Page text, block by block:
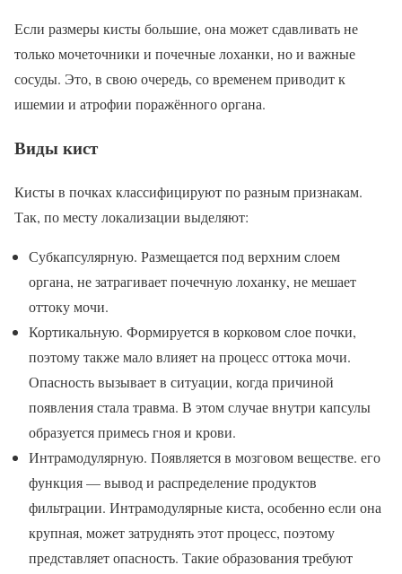
Если размеры кисты большие, она может сдавливать не
только мочеточники и почечные лоханки, но и важные
сосуды. Это, в свою очередь, со временем приводит к
ишемии и атрофии поражённого органа.
Виды кист
Кисты в почках классифицируют по разным признакам.
Так, по месту локализации выделяют:
Субкапсулярную. Размещается под верхним слоем
органа, не затрагивает почечную лоханку, не мешает
оттоку мочи.
Кортикальную. Формируется в корковом слое почки,
поэтому также мало влияет на процесс оттока мочи.
Опасность вызывает в ситуации, когда причиной
появления стала травма. В этом случае внутри капсулы
образуется примесь гноя и крови.
Интрамодулярную. Появляется в мозговом веществе. его
функция — вывод и распределение продуктов
фильтрации. Интрамодулярные киста, особенно если она
крупная, может затруднять этот процесс, поэтому
представляет опасность. Такие образования требуют